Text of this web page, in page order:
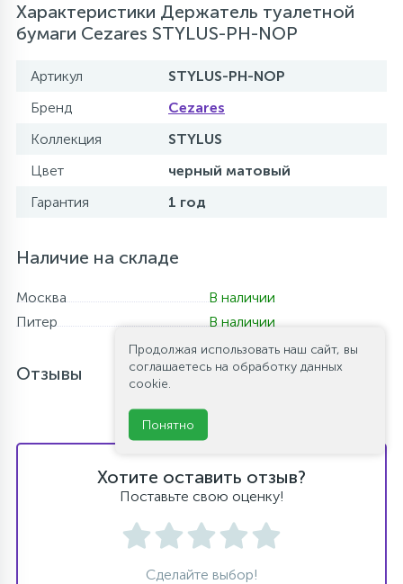
Характеристики Держатель туалетной
бумаги Cezares STYLUS-PH-NOP
Артикул
STYLUS-PH-NOP
Бренд
Cezares
Коллекция
STYLUS
Цвет
черный матовый
Гарантия
1 год
Наличие на складе
Москва
В наличии
Питер
В наличии
Отзывы
Хотите оставить отзыв?
Поставьте свою оценку!
Сделайте выбор!
Продолжая использовать наш сайт, вы
соглашаетесь на обработку данных
cookie.
Понятно